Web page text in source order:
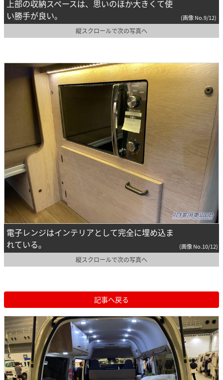
上部の収納スペースは、思いのほか大きくて使
い勝手が良い。
(画像 No.9/12)
縦スクロールで次の写真へ
電子レンジはインテリアとして完全に埋め込ま
れている。
(画像 No.10/12)
縦スクロールで次の写真へ
記事へ戻る